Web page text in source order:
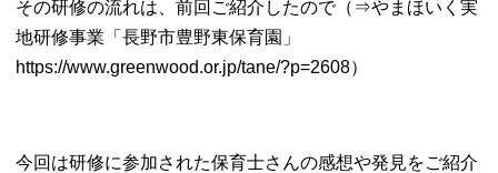
その研修の流れは、前回ご紹介したので（⇒やまほいく実
地研修事業「長野市豊野東保育園」
https://www.greenwood.or.jp/tane/?p=2608）
今回は研修に参加された保育士さんの感想や発見をご紹介